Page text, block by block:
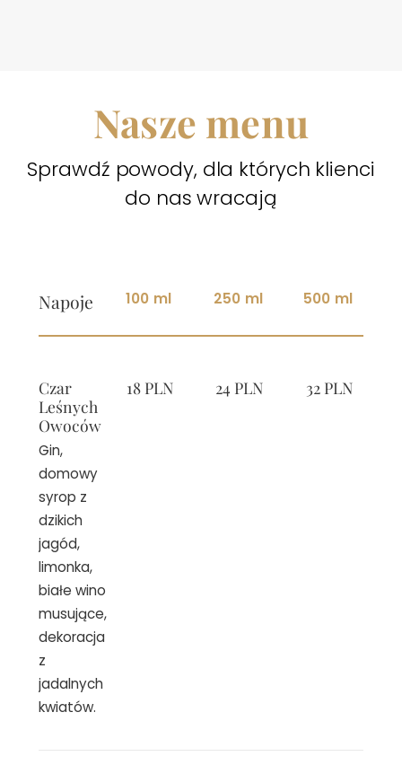
Nasze menu
Sprawdź powody, dla których klienci
do nas wracają
Napoje 100 ml 250 ml 500 ml
Czar
Leśnych
Owoców
Gin,
domowy
syrop z
dzikich
jagód,
limonka,
białe wino
musujące,
dekoracja
z
jadalnych
kwiatów.
18 PLN 24 PLN 32 PLN